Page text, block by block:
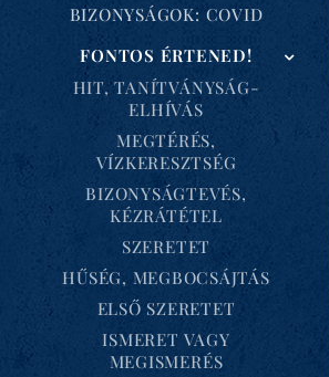
BIZONYSÁGOK: COVID
FONTOS ÉRTENED!
HIT, TANÍTVÁNYSÁG-
ELHÍVÁS
MEGTÉRÉS,
VÍZKERESZTSÉG
BIZONYSÁGTEVÉS,
KÉZRÁTÉTEL
SZERETET
HŰSÉG, MEGBOCSÁJTÁS
ELSŐ SZERETET
ISMERET VAGY
MEGISMERÉS